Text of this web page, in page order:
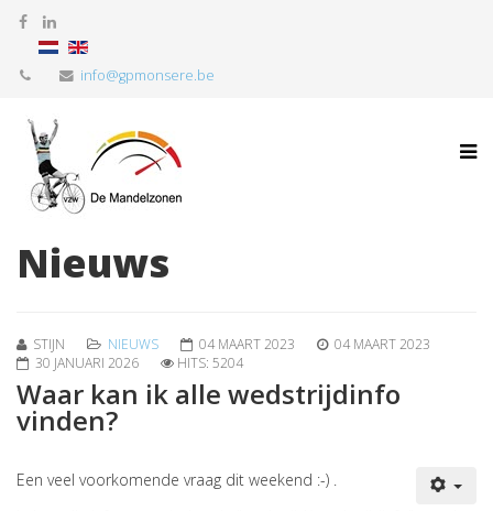
info@gpmonsere.be
Nieuws
STIJN NIEUWS 04 MAART 2023
04 MAART 2023
30 JANUARI 2026
HITS: 5204
Waar kan ik alle wedstrijdinfo
vinden?
Een veel voorkomende vraag dit weekend :-) .